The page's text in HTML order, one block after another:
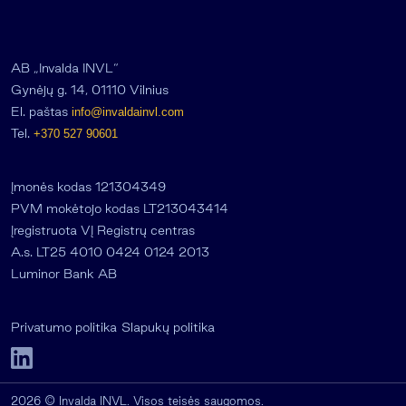
AB „Invalda INVL“
Gynėjų g. 14, 01110 Vilnius
El. paštas info@invaldainvl.com
Tel. +370 527 90601
Įmonės kodas 121304349
PVM mokėtojo kodas LT213043414
Įregistruota VĮ Registrų centras
A.s. LT25 4010 0424 0124 2013
Luminor Bank AB
Privatumo politika Slapukų politika
2026 © Invalda INVL. Visos teisės saugomos.